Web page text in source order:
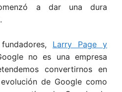
a dar una dura
Larry Page y
no es una empresa
convertirnos en
de Google como